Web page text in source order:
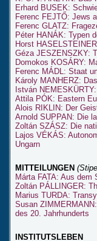
Erhard BUSEK:
Ferenc FEJTŐ: Jews
Ferenc GLATZ:
Péter HANÁK: Typen
Horst
Géza JESZENSZKY:
Domokos KOSÁRY:
Ferenc MÁDL: Staat
Károly MANHERZ:
István
Attila PÓK: Eastern
Alois RIKLIN: Der
Arnold SUPPAN: Die
Zoltán SZÁSZ: Die
Lajos VÉKÁS:
Ungarn
MITTEILUNGEN
Márta FATA: Aus dem
Zoltán PÁLLINGER:
Marius TURDA:
Susan
des 20. Jahrhunderts
INSTITUTSLEBEN